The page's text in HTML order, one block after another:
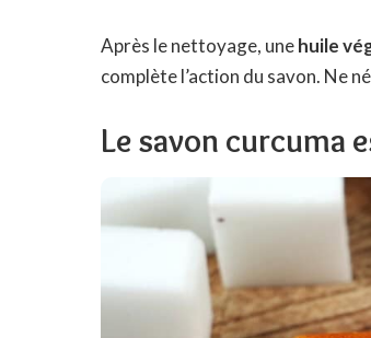
Après le nettoyage, unehuile
complète l’action du savon. Ne
Le savon curcuma